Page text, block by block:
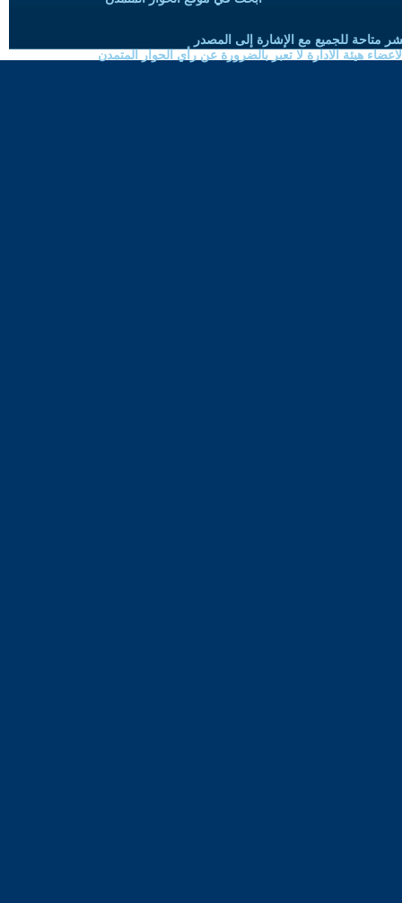
متاحة للجميع مع الإشارة إلى المصدر
هيئة الادارة لا تعبر بالضرورة عن رأي الحوار المتمدن